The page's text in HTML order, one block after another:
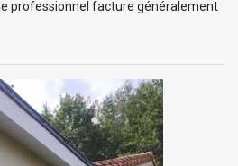
professionnel facture généralement